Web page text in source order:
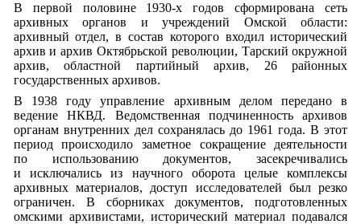
В первой половине 1930-х годов сформирована сеть
архивных органов и учреждений Омской области:
архивный отдел, в состав которого входил исторический
архив и архив Октябрьской революции, Тарский окружной
архив, областной партийный архив, 26 районных
государственных архивов.
В 1938 году управление архивным делом передано в
ведение НКВД. Ведомственная подчиненность архивов
органам внутренних дел сохранялась до 1961 года. В этот
период происходило заметное сокращение деятельности
по использованию документов, засекречивались
и исключались из научного оборота целые комплексы
архивных материалов, доступ исследователей был резко
ограничен. В сборниках документов, подготовленных
омскими архивистами, исторический материал подавался